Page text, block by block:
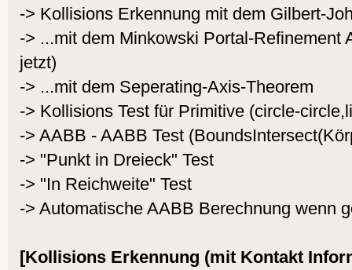
-> Kollisions Erkennung mit dem Gilbert-
-> ...mit dem Minkowski Portal-Refinement
jetzt)
-> ...mit dem Seperating-Axis-Theorem
-> Kollisions Test für Primitive (circle-
-> AABB - AABB Test
-> "Punkt in Dreieck" Test
-> "In Reichweite" Test
-> Automatische AABB Berechnung wenn
[Kollisions Erkennung (mit Kontakt